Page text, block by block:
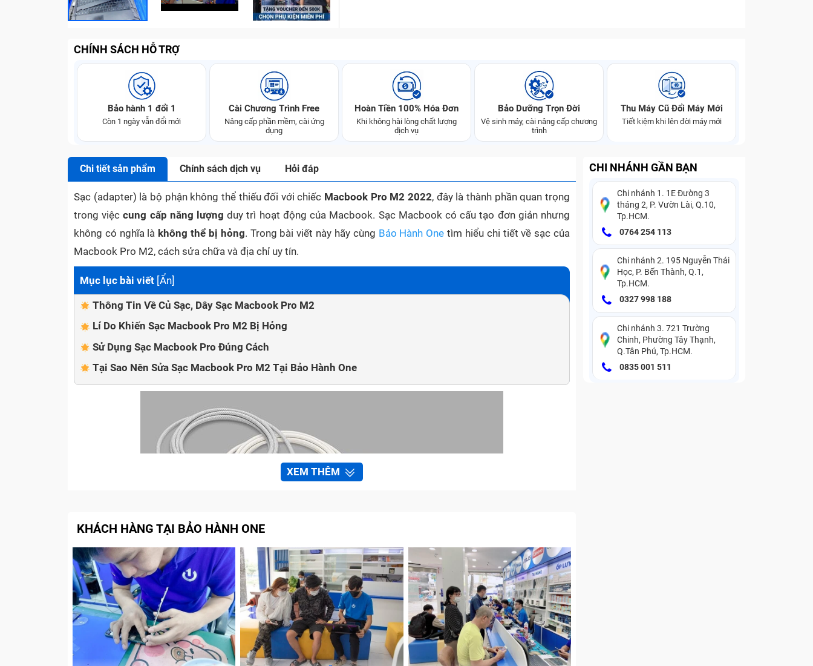
CHÍNH SÁCH HỖ TRỢ
Bảo hành 1 đổi 1
Còn 1 ngày vẫn đổi mới
Cài Chương Trình Free
Nâng cấp phần mềm, cài ứng
dụng
Hoàn Tiền 100% Hóa Đơn
Khi không hài lòng chất lượng
dịch vụ
Bảo Dưỡng Trọn Đời
Vệ sinh máy, cài nâng cấp chương
trình
Thu Máy Cũ Đổi Máy Mới
Tiết kiệm khi lên đời máy mới
Chi tiết sản phẩm Chính sách dịch vụ Hỏi đáp
Sạc (adapter) là bộ phận không thể thiếu đối với chiếc Macbook Pro M2 2022, đây là thành phần quan trọng
trong việccung cấp năng lượng duy trì hoạt động của Macbook. Sạc Macbook có cấu tạo đơn giản nhưng
không có nghĩa là không thể bị hỏng. Trong bài viết này hãy cùng Bảo Hành One tìm hiểu chi tiết về sạc của
Macbook Pro M2, cách sửa chữa và địa chỉ uy tín.
Mục lục bài viết [Ẩn]
Thông Tin Về Củ Sạc, Dây Sạc Macbook Pro M2
Lí Do Khiến Sạc Macbook Pro M2 Bị Hỏng
Sử Dụng Sạc Macbook Pro Đúng Cách
Tại Sao Nên Sửa Sạc Macbook Pro M2 Tại Bảo Hành One
Dây sạc Macbook Pro M2
Thông Tin Về Củ Sạc, Dây Sạc Macbook Pro M2
XEM THÊM
KHÁCH HÀNG TẠI BẢO HÀNH ONE
CHI NHÁNH GẦN BẠN
Chi nhánh 1. 1E Đường 3
tháng 2, P. Vườn Lài, Q.10,
Tp.HCM.
0764 254 113
Chi nhánh 2. 195 Nguyễn Thái
Học, P. Bến Thành, Q.1,
Tp.HCM.
0327 998 188
Chi nhánh 3. 721 Trường
Chinh, Phường Tây Thạnh,
Q.Tân Phú, Tp.HCM.
0835 001 511